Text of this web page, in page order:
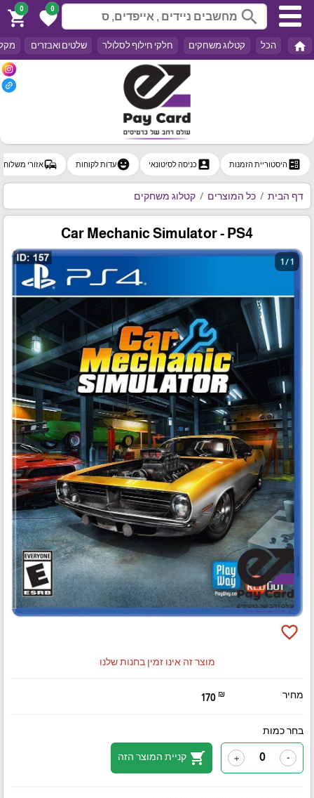
search
0
favorite
0
shopping_cart
home הכל קטלוג משחקים חלקי חילוף לסלולר שלטים ואבזרים
ballot היסטוריית הזמנות account_boxכניסה לסיטונאי emoji_emotionsעדות לקוחות commuteאזורי משלוח
דף הבית כל המוצרים קטלוג משחקים
Car Mechanic Simulator - PS4
1 / 1
favorite_border
מוצר זה אינו זמין בחנות שלנו
מחיר 170 ₪
בחר כמות
-
+
shopping_cart קניית המוצר הזה